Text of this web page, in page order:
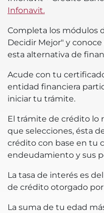
Infonavit.
Completa los módulos
Decidir Mejor" y
esta alternativa de
Acude con tu
entidad financiera
iniciar tu trámite.
El trámite de crédito lo
que selecciones, ésta
crédito con base en tu
endeudamiento y sus
La tasa de interés es
de crédito otorgado
La suma de tu edad